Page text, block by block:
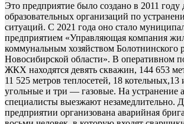
Это предприятие было создано в 2011
образовательных организаций по
ситуаций. С 2021 года оно стало
предприятием «Управляющая компания
коммунальным хозяйством Болотнинского
Новосибирской области». В оперативном
ЖКХ находятся девять скважин, 144 653
11 525 метров теплосетей, 18 котельных,13
угольные и три — газовые. На устранение
специалисты выезжают незамедлительно.
предприятии организована аварийная